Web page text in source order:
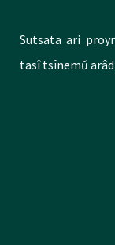
Sutsata ari
tasî tsînemŭ